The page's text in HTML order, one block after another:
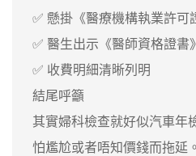
✅ 懸掛《醫療機構執業許可
✅ 醫生出示《醫師資格證書》
✅ 收費明細清晰列明
結尾呼籲
其實婦科檢查就好似汽車年
怕尷尬或者唔知價錢而拖延